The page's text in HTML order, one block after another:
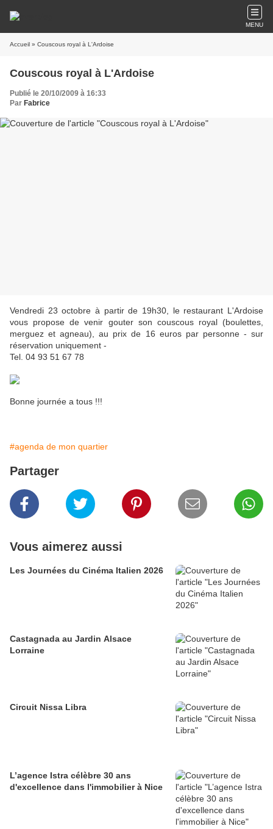
MENU
Accueil » Couscous royal à L'Ardoise
Couscous royal à L'Ardoise
Publié le 20/10/2009 à 16:33
Par Fabrice
Vendredi 23 octobre à partir de 19h30, le restaurant L'Ardoise
vous propose de venir gouter son couscous royal (boulettes,
merguez et agneau), au prix de 16 euros par personne - sur
réservation uniquement -
Tel. 04 93 51 67 78
Bonne journée a tous !!!
#agenda de mon quartier
Partager
Vous aimerez aussi
Les Journées du Cinéma Italien 2026
Castagnada au Jardin Alsace
Lorraine
Circuit Nissa Libra
L’agence Istra célèbre 30 ans
d'excellence dans l'immobilier à Nice